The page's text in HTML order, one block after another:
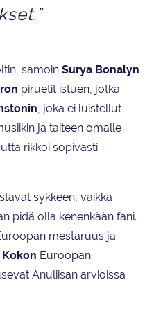
samoin Surya Bonalyn
piruetit istuen, jotka
, joka ei luistellut
ja taiteen omalle
rikkoi sopivasti
sykkeen, vaikka
pidä olla kenenkään fani.
mestaruus ja
Euroopan
Anuliisan arvioissa